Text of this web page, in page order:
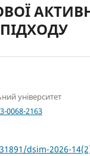
університет
0068-2163
dsim-2026-